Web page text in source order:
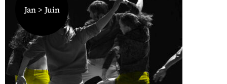
Jan > Juin